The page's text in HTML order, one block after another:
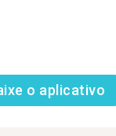
o aplicativo